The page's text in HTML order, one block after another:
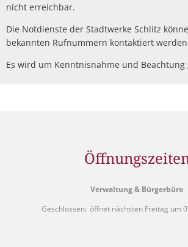
nicht erreichbar.
Die Notdienste der Stadtwerke Schlitz
bekannten Rufnummern kontaktiert
Es wird um Kenntnisnahme und Beachtung
Verwaltung & Bürgerbüro
Klicken, um weitere Öffnungs- oder
Geschlossen: öffnet nächsten Freitag um